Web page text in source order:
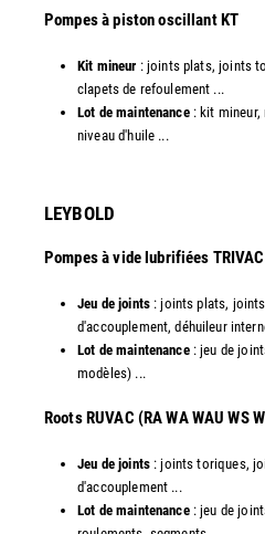
​Pompes à piston oscillant KT
Kit mineur : joints plats, joints
clapets de refoulement ...
Lot de maintenance: kit mineur,
niveau d'huile ...​
LEYBOLD
Pompes à vide lubrifiées
Jeu de joints: joints plats,
d'accouplement, déhuileur
Lot de maintenance: jeu de
modèles) ...
​Roots RUVAC (RA WA WAU WS
Jeu de joints: joints toriques,
d'accouplement ...
Lot de maintenance : jeu de